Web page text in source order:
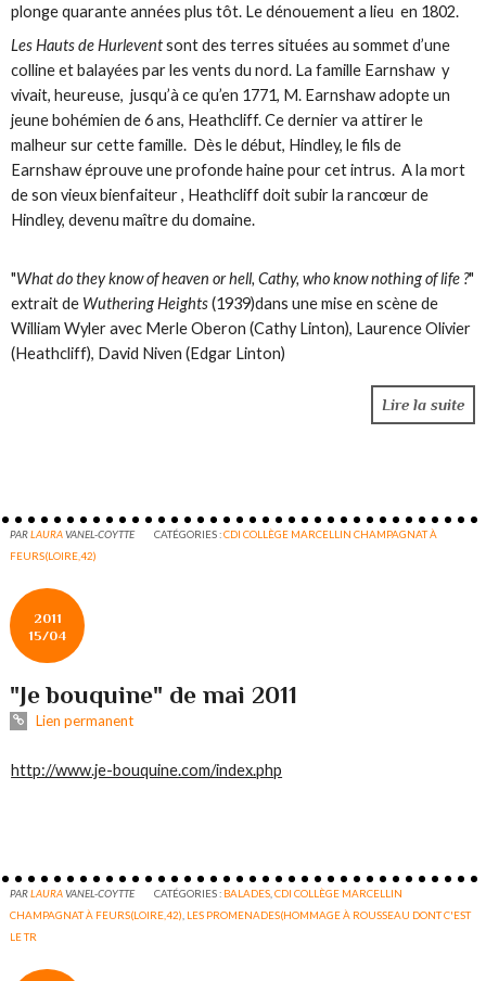
plonge quarante années plus tôt. Le dénouement a lieu en 1802.
Les Hauts de Hurleventsont des terres situées au sommet d’une
colline et balayées par les vents du nord. La famille Earnshaw y
vivait, heureuse, jusqu’à ce qu’en 1771, M. Earnshaw adopte un
jeune bohémien de 6 ans, Heathcliff. Ce dernier va attirer le
malheur sur cette famille. Dès le début, Hindley, le fils de
Earnshaw éprouve une profonde haine pour cet intrus. A la mort
de son vieux bienfaiteur , Heathcliff doit subir la rancœur de
Hindley, devenu maître du domaine.
"What do they know of heaven or hell, Cathy, who know nothing of life ?"
extrait de Wuthering Heights(1939)dans une mise en scène de
William Wyler avec Merle Oberon (Cathy Linton), Laurence Olivier
(Heathcliff), David Niven (Edgar Linton)
Lire la suite
PARLAURAVANEL-COYTTE CATÉGORIES :CDI COLLÈGE MARCELLIN CHAMPAGNAT À
FEURS(LOIRE,42)
2011
15/04
"Je bouquine" de mai 2011
Lien permanent
http://www.je-bouquine.com/index.php
PARLAURAVANEL-COYTTE CATÉGORIES : BALADES ,CDI COLLÈGE MARCELLIN
CHAMPAGNAT À FEURS(LOIRE,42) LES PROMENADES(HOMMAGE À ROUSSEAU DONT C'EST
LE TR